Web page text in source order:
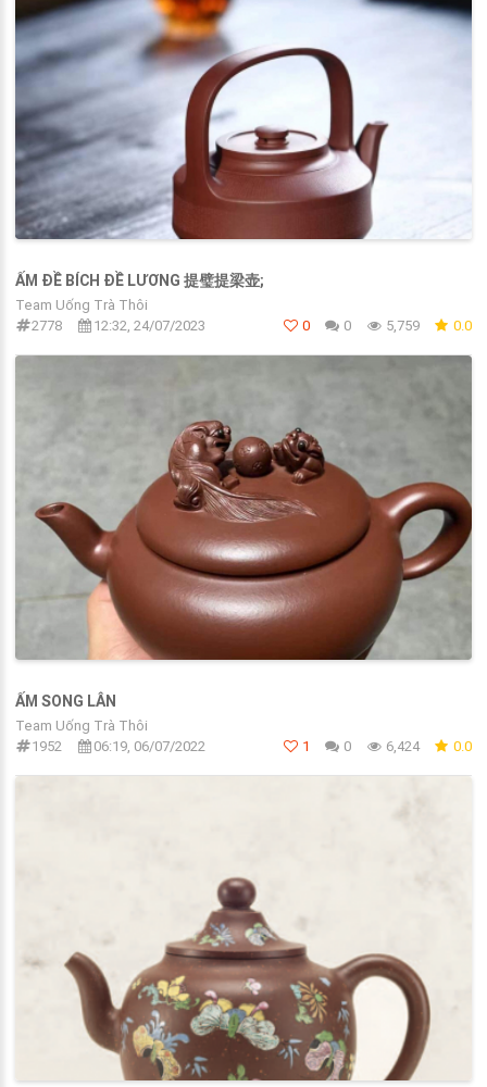
ẤM ĐỀ BÍCH ĐỀ LƯƠNG 提璧提梁壶;
Team Uống Trà Thôi
2778
12:32, 24/07/2023 0 0 5,759 0.0
ẤM SONG LÂN
Team Uống Trà Thôi
1952
06:19, 06/07/2022 1 0 6,424 0.0